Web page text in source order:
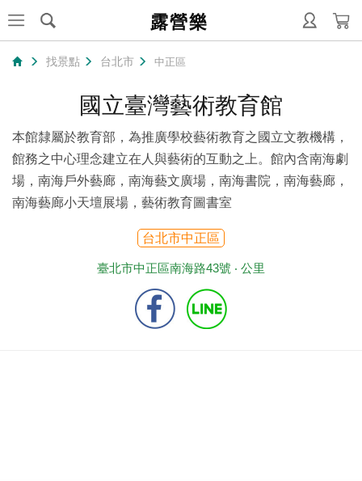
露營樂
找景點 台北市 中正區
國立臺灣藝術教育館
本館隸屬於教育部，為推廣學校藝術教育之國立文教機構，
館務之中心理念建立在人與藝術的互動之上。館內含南海劇
場，南海戶外藝廊，南海藝文廣場，南海書院，南海藝廊，
南海藝廊小天壇展場，藝術教育圖書室
台北市中正區
臺北市中正區南海路43號 ‧ 公里